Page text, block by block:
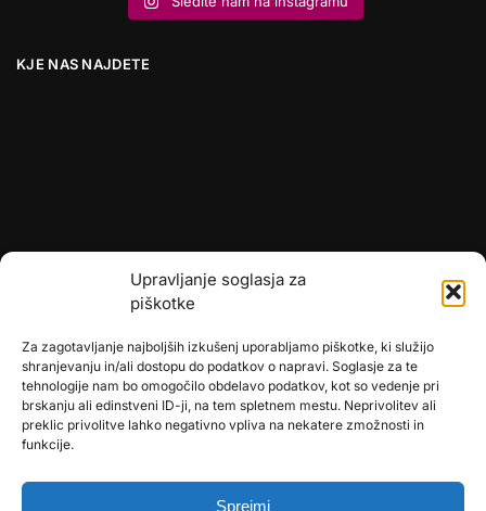
Upravljanje soglasja za
piškotke
Za zagotavljanje najboljših izkušenj uporabljamo piškotke, ki služijo
shranjevanju in/ali dostopu do podatkov o napravi. Soglasje za te
tehnologije nam bo omogočilo obdelavo podatkov, kot so vedenje pri
brskanju ali edinstveni ID-ji, na tem spletnem mestu. Neprivolitev ali
preklic privolitve lahko negativno vpliva na nekatere zmožnosti in
funkcije.
Sprejmi
KJE NAS NAJDETE
🎄umetne-jelke.si
🇩🇪bonsai-kunstblumen.de